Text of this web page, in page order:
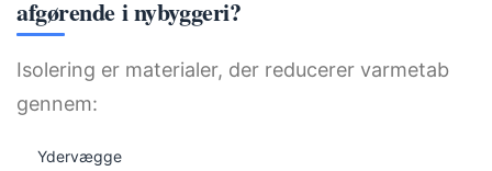
afgørende i nybyggeri?
Isolering er materialer, der reducerer varmetab
gennem:
Ydervægge